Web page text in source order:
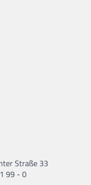
Straße 33
99 - 0